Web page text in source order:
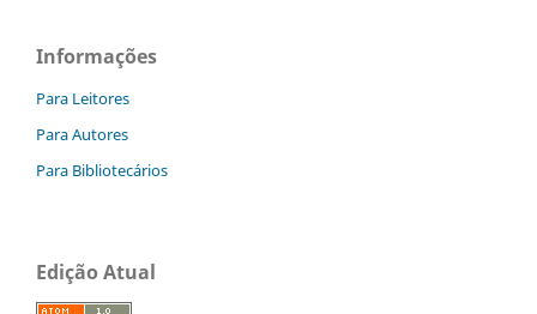
Informações
Para Leitores
Para Autores
Para Bibliotecários
Edição Atual